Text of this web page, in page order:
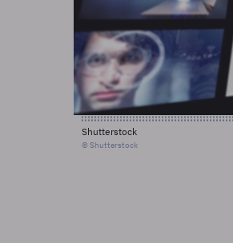
Shutterstock
© Shutterstock